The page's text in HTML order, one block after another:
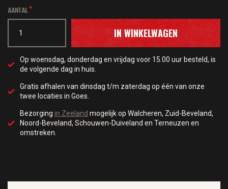
AANTAL
IN WINKELWAGEN
Op woensdag, donderdag en vrijdag voor 15.00 uur besteld, is
de volgende dag in huis.
Gratis afhalen van dinsdag t/m zaterdag op één van onze
twee locaties in Goes.
Bezorging in Zeeland mogelijk op Walcheren, Zuid-Beveland,
Noord-Beveland, Schouwen-Duiveland en Terneuzen en
omstreken.